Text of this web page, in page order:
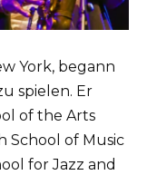
York, begann
spielen. Er
of the Arts
School of Music
for Jazz and